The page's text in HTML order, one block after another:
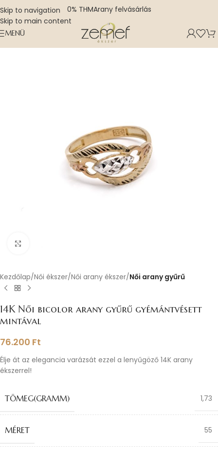
Skip to navigation
Skip to main content
0% THMArany felvásárlás
MENÜ
Kezdőlap Női ékszer Női arany ékszer Női arany gyűrű
14K Női bicolor arany gyűrű gyémántvésett
mintával
76.200 Ft
Élje át az elegancia varázsát ezzel a lenyűgöző 14K arany
ékszerrel!
TÖMEG(GRAMM) 1,73
MÉRET 55